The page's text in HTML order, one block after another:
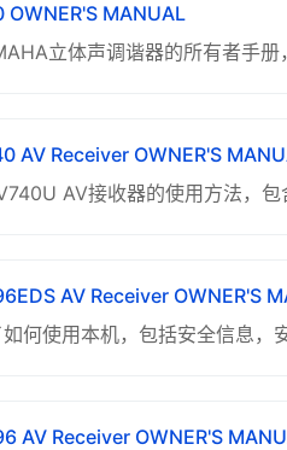
MANUAL
立体声调谐器的所有者手
AV Receiver OWNER'S
AV接收器的使用方法，
AV Receiver OWNER'S
何使用本机，包括安全信息，
AV Receiver OWNER'S